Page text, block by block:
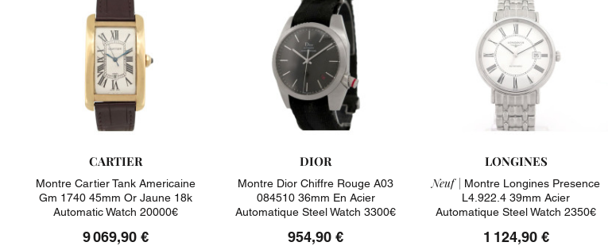
CARTIER
Montre Cartier Tank Americaine
Gm 1740 45mm Or Jaune 18k
Automatic Watch 20000€
9 069,90 €
DIOR
Montre Dior Chiffre Rouge A03
084510 36mm En Acier
Automatique Steel Watch 3300€
954,90 €
LONGINES
Neuf | Montre Longines Presence
L4.922.4 39mm Acier
Automatique Steel Watch 2350€
1 124,90 €